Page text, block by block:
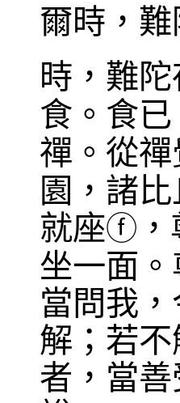
爾時，難
時，難
食。食已
禪。從
園，諸
就座ⓕ
坐一面
當問我
解；若
者，當